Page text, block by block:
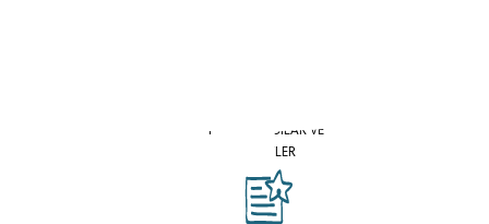
HESAPLAYICILAR VE
ANKETLER